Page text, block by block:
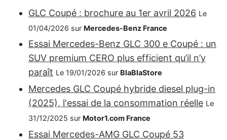
GLC Coupé : brochure au 1er avril 2026 Le
01/04/2026 sur Mercedes-Benz France
Essai Mercedes-Benz GLC 300 e Coupé : un
SUV premium CERO plus efficient qu’il n’y
paraît Le 19/01/2026 sur BlaBlaStore
Mercedes GLC Coupé hybride diesel plug-in
(2025), l'essai de la consommation réelle Le
31/12/2025 sur Motor1.com France
Essai Mercedes-AMG GLC Coupé 53